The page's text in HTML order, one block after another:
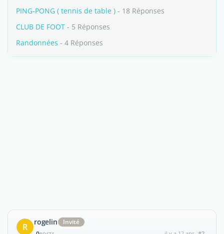
PING-PONG ( tennis de table ) - 18 Réponses
CLUB DE FOOT - 5 Réponses
Randonnées - 4 Réponses
R rogelin
Invité